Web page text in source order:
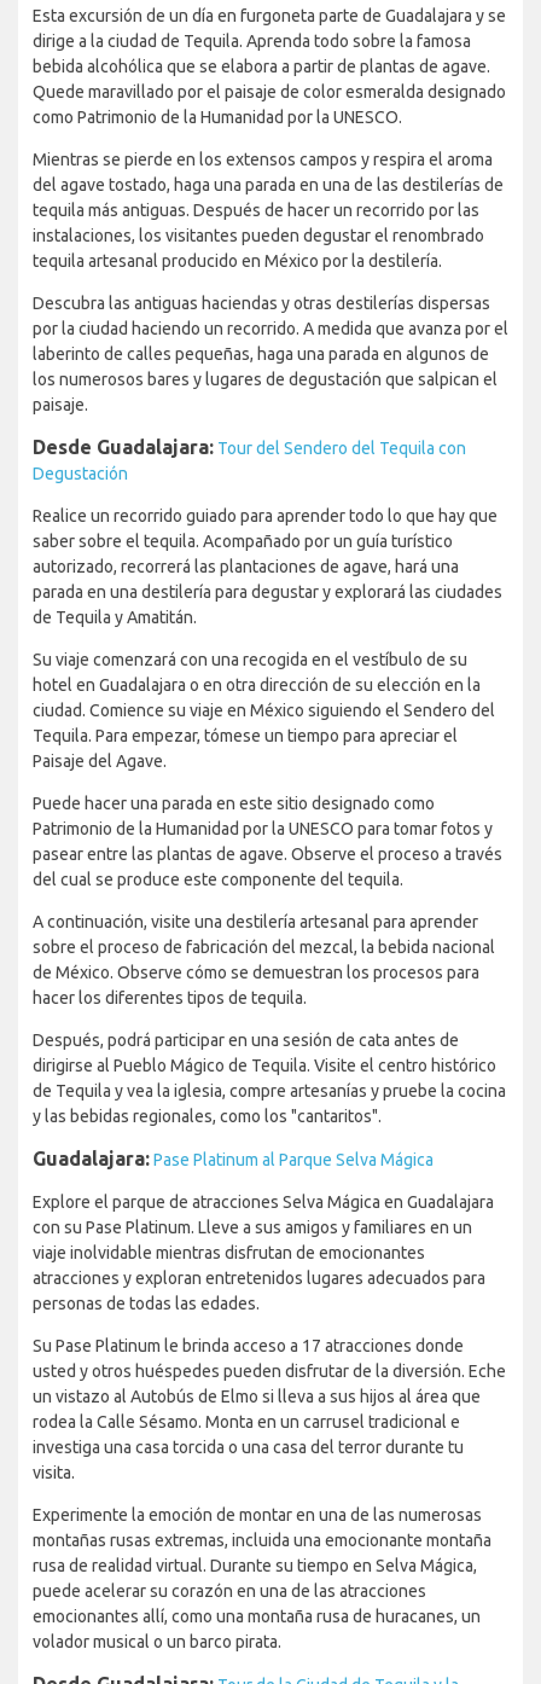
Esta excursión de un día en furgoneta parte de Guadalajara y se
dirige a la ciudad de Tequila. Aprenda todo sobre la famosa
bebida alcohólica que se elabora a partir de plantas de agave.
Quede maravillado por el paisaje de color esmeralda designado
como Patrimonio de la Humanidad por la UNESCO.
Mientras se pierde en los extensos campos y respira el aroma
del agave tostado, haga una parada en una de las destilerías de
tequila más antiguas. Después de hacer un recorrido por las
instalaciones, los visitantes pueden degustar el renombrado
tequila artesanal producido en México por la destilería.
Descubra las antiguas haciendas y otras destilerías dispersas
por la ciudad haciendo un recorrido. A medida que avanza por el
laberinto de calles pequeñas, haga una parada en algunos de
los numerosos bares y lugares de degustación que salpican el
paisaje.
Desde Guadalajara: Tour del Sendero del Tequila con
Degustación
Realice un recorrido guiado para aprender todo lo que hay que
saber sobre el tequila. Acompañado por un guía turístico
autorizado, recorrerá las plantaciones de agave, hará una
parada en una destilería para degustar y explorará las ciudades
de Tequila y Amatitán.
Su viaje comenzará con una recogida en el vestíbulo de su
hotel en Guadalajara o en otra dirección de su elección en la
ciudad. Comience su viaje en México siguiendo el Sendero del
Tequila. Para empezar, tómese un tiempo para apreciar el
Paisaje del Agave.
Puede hacer una parada en este sitio designado como
Patrimonio de la Humanidad por la UNESCO para tomar fotos y
pasear entre las plantas de agave. Observe el proceso a través
del cual se produce este componente del tequila.
A continuación, visite una destilería artesanal para aprender
sobre el proceso de fabricación del mezcal, la bebida nacional
de México. Observe cómo se demuestran los procesos para
hacer los diferentes tipos de tequila.
Después, podrá participar en una sesión de cata antes de
dirigirse al Pueblo Mágico de Tequila. Visite el centro histórico
de Tequila y vea la iglesia, compre artesanías y pruebe la cocina
y las bebidas regionales, como los "cantaritos".
Guadalajara:Pase Platinum al Parque Selva Mágica
Explore el parque de atracciones Selva Mágica en Guadalajara
con su Pase Platinum. Lleve a sus amigos y familiares en un
viaje inolvidable mientras disfrutan de emocionantes
atracciones y exploran entretenidos lugares adecuados para
personas de todas las edades.
Su Pase Platinum le brinda acceso a 17 atracciones donde
usted y otros huéspedes pueden disfrutar de la diversión. Eche
un vistazo al Autobús de Elmo si lleva a sus hijos al área que
rodea la Calle Sésamo. Monta en un carrusel tradicional e
investiga una casa torcida o una casa del terror durante tu
visita.
Experimente la emoción de montar en una de las numerosas
montañas rusas extremas, incluida una emocionante montaña
rusa de realidad virtual. Durante su tiempo en Selva Mágica,
puede acelerar su corazón en una de las atracciones
emocionantes allí, como una montaña rusa de huracanes, un
volador musical o un barco pirata.